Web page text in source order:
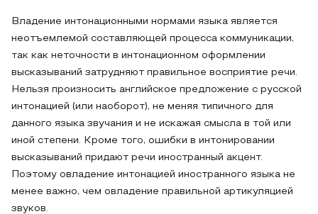
Владение интонационными нормами языка является
неотъемлемой составляющей процесса коммуникации,
так как неточности в интонационном оформлении
высказываний затрудняют правильное восприятие речи.
Нельзя произносить английское предложение с русской
интонацией (или наоборот), не меняя типичного для
данного языка звучания и не искажая смысла в той или
иной степени. Кроме того, ошибки в интонировании
высказываний придают речи иностранный акцент.
Поэтому овладение интонацией иностранного языка не
менее важно, чем овладение правильной артикуляцией
звуков.